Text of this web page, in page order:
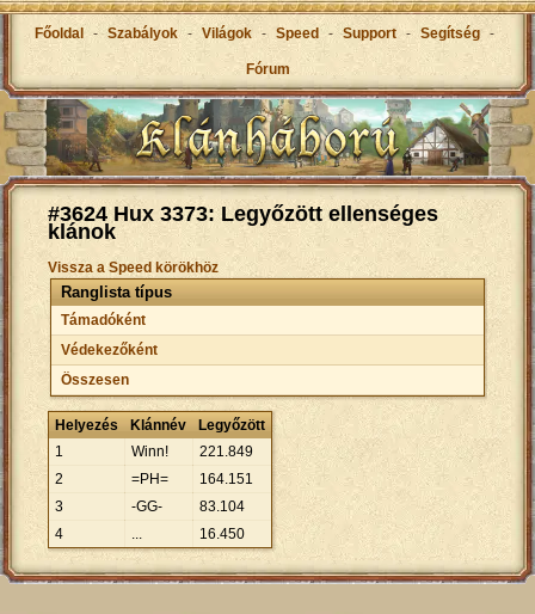
Főoldal - Szabályok - Világok - Speed - Support - Segítség -
Fórum
#3624 Hux 3373: Legyőzött ellenséges
klánok
Vissza a Speed körökhöz
Ranglista típus
Támadóként
Védekezőként
Összesen
Helyezés Klánnév
Legyőzött
1
Winn! 221.849
2
=PH= 164.151
3
-GG- 83.104
4
... 16.450